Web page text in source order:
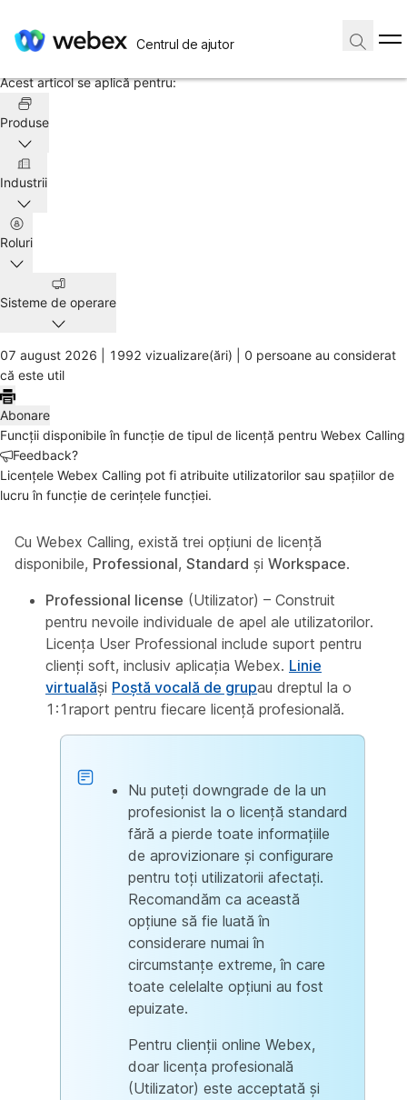
Centrul de ajutor
Articol
Acest articol se aplică pentru:
Produse
Industrii
Roluri
Sisteme de operare
07 august 2026 | 1992 vizualizare(ări) | 0 persoane au considerat
că este util
Abonare
Funcții disponibile în funcție de tipul de licență pentru Webex Calling
Feedback?
Licențele Webex Calling pot fi atribuite utilizatorilor sau spațiilor de
lucru în funcție de cerințele funcției.
Cu Webex Calling, există trei opţiuni de licenţă
disponibile, Professional, Standard şi Workspace.
Professional license (Utilizator) – Construit
pentru nevoile individuale de apel ale utilizatorilor.
Licența User Professional include suport pentru
clienți soft, inclusiv aplicația Webex. Linie
virtualăși Poștă vocală de grupau dreptul la o
1:1raport pentru fiecare licență profesională.
Nu puteți downgrade de la un
profesionist la o licență standard
fără a pierde toate informațiile
de aprovizionare și configurare
pentru toți utilizatorii afectați.
Recomandăm ca această
opțiune să fie luată în
considerare numai în
circumstanțe extreme, în care
toate celelalte opțiuni au fost
epuizate.
Pentru clienții online Webex,
doar licența profesională
(Utilizator) este acceptată și